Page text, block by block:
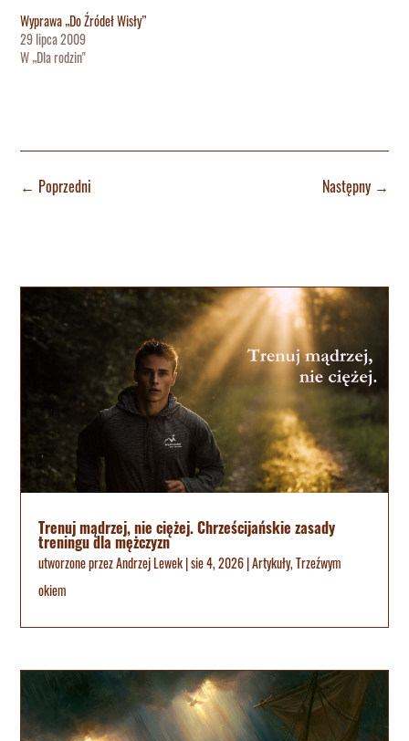
Wyprawa „Do Źródeł Wisły”
29 lipca 2009
W „Dla rodzin"
← Poprzedni Następny→
Trenuj mądrzej, nie ciężej. Chrześcijańskie zasady
treningu dla mężczyzn
utworzone przezAndrzej Lewek|sie 4, 2026|Artykuły,Trzeźwym
okiem